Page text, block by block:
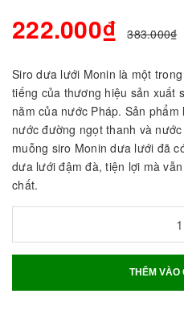
222.000₫ 383.000₫
Siro dưa lưới Monin là một
tiếng của thương hiệu sản xuất
năm của nước Pháp. Sản
nước đường ngọt thanh và
muỗng siro Monin dưa lưới đã
dưa lưới đậm đà, tiện lợi mà
chất.
THÊM VÀO